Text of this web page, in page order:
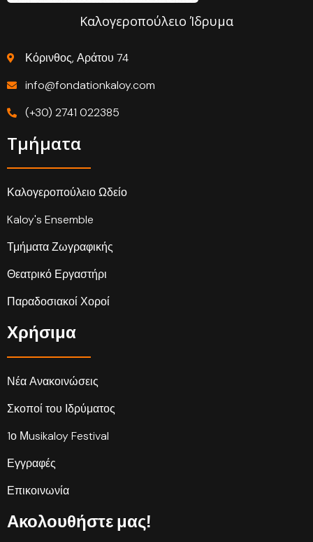
Καλογεροπούλειο Ίδρυμα
Κόρινθος, Αράτου 74
info@fondationkaloy.com
(+30) 2741 022385
Τμήματα
Καλογεροπούλειο Ωδείο
Kaloy's Ensemble
Τμήματα Ζωγραφικής
Θεατρικό Εργαστήρι
Παραδοσιακοί Χοροί
Χρήσιμα
Νέα Ανακοινώσεις
Σκοποί του Ιδρύματος
1ο Μusikaloy Festival
Εγγραφές
Επικοινωνία
Ακολουθήστε μας!